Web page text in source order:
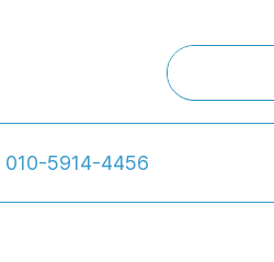
010-5914-4456